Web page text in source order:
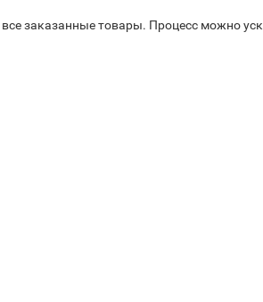
заказанные товары. Процесс можно